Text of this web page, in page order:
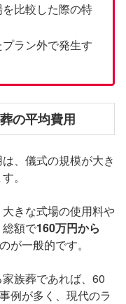
比較した際の特
ラン外で発生す
の平均費用
、儀式の規模が大き
。
きな式場の使用料や
額で160万円から
が一般的です。
族葬であれば、60
例が多く、現代のラ